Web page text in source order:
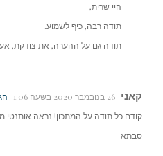
היי שרית,
תודה רבה, כיף לשמוע.
תודה גם על ההערה, את צודקת,
קאני 26 בנובמבר 2020 בשעה 1:06
קודם כל תודה על המתכון! נראה אותנטי
סבתא